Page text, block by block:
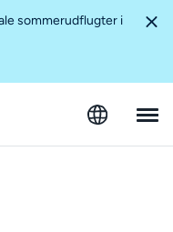
sommerudflugter i